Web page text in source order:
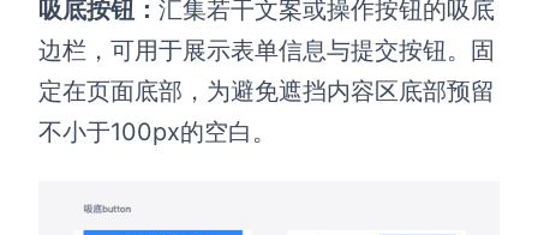
吸底按钮： 汇集若干文案或操作按钮的吸底
边栏，可用于展示表单信息与提交按钮。固
定在页面底部，为避免遮挡内容区底部预留
不小于100px的空白。